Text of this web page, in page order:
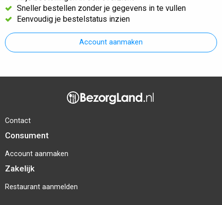
Sneller bestellen zonder je gegevens in te vullen
Eenvoudig je bestelstatus inzien
Account aanmaken
Contact
Consument
Account aanmaken
Zakelijk
Restaurant aanmelden